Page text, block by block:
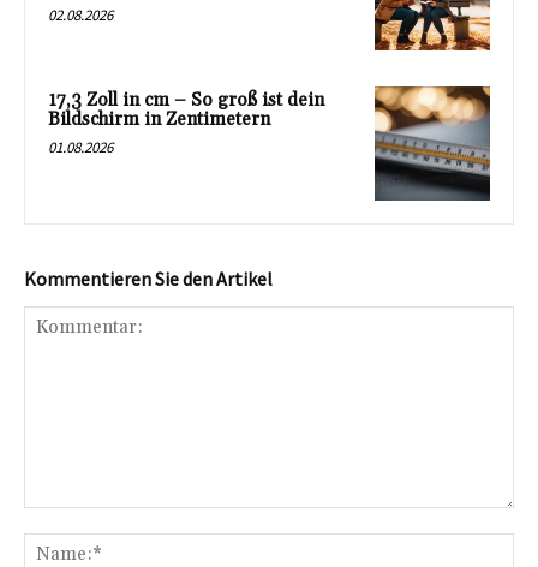
02.08.2026
17,3 Zoll in cm – So groß ist dein
Bildschirm in Zentimetern
01.08.2026
Kommentieren Sie den Artikel